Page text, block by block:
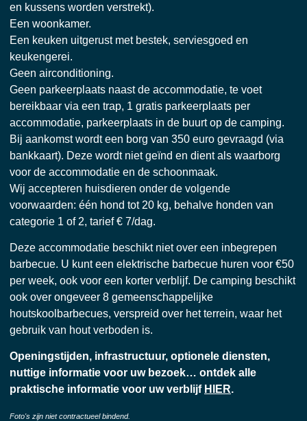
en kussens worden verstrekt).
Een woonkamer.
Een keuken uitgerust met bestek, serviesgoed en
keukengerei.
Geen airconditioning.
Geen parkeerplaats naast de accommodatie, te voet
bereikbaar via een trap, 1 gratis parkeerplaats per
accommodatie, parkeerplaats in de buurt op de camping.
Bij aankomst wordt een borg van 350 euro gevraagd (via
bankkaart). Deze wordt niet geïnd en dient als waarborg
voor de accommodatie en de schoonmaak.
Wij accepteren huisdieren onder de volgende
voorwaarden: één hond tot 20 kg, behalve honden van
categorie 1 of 2, tarief € 7/dag.
Deze accommodatie beschikt niet over een inbegrepen
barbecue. U kunt een elektrische barbecue huren voor €50
per week, ook voor een korter verblijf. De camping beschikt
ook over ongeveer 8 gemeenschappelijke
houtskoolbarbecues, verspreid over het terrein, waar het
gebruik van hout verboden is.
Openingstijden, infrastructuur, optionele diensten,
nuttige informatie voor uw bezoek… ontdek alle
praktische informatie voor uw verblijf HIER.
Foto's zijn niet contractueel bindend.